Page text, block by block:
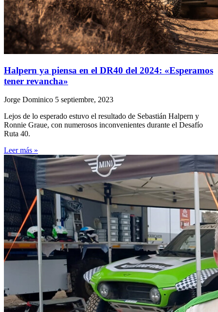
Halpern ya piensa en el DR40 del 2024: «Esperamos
tener revancha»
Jorge Dominico 5 septiembre, 2023
Lejos de lo esperado estuvo el resultado de Sebastián Halpern y
Ronnie Graue, con numerosos inconvenientes durante el Desafío
Ruta 40.
Leer más »